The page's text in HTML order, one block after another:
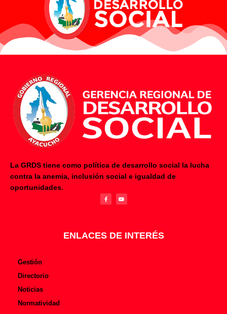
La GRDS tiene como política de desarrollo social la lucha
contra la anemia, inclusión social e igualdad de
oportunidades.
c
e
b
u
t
u
ENLACES DE INTERÉS
Gestión
Directorio
Noticias
Normatividad